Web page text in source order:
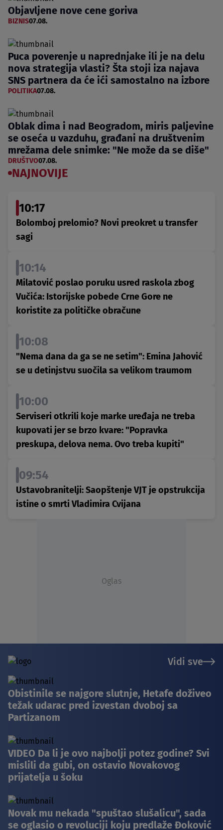
Objavljene nove cene goriva
BIZNIS07.08.
Puca poverenje u naprednjake ili je na delu
nova strategija vlasti? Šta stoji iza najava
SNS partnera da će ići samostalno na izbore
POLITIKA07.08.
Oblak dima i nad Beogradom, miris paljevine
se oseća u vazduhu, građani na društvenim
mrežama dele snimke: "Ne može da se diše"
DRUŠTVO07.08.
NAJNOVIJE
10:17
Bolomboj prelomio? Novi preokret u transfer
sagi
10:14
Milatović poslao poruku usred raskola zbog
Vučića: Istorijske pobede Crne Gore ne
koristite za političke obračune
10:08
"Nema dana da ga se ne setim": Emina Jahović
se u detinjstvu suočila sa velikom traumom
10:00
Serviseri otkrili koje marke uređaja ne treba
kupovati jer se brzo kvare: "Popravka
preskupa, delova nema. Ovo treba kupiti"
09:54
Ustavobranitelji: Saopštenje VJT je opstrukcija
istine o smrti Vladimira Cvijana
Oglas
Vidi sve
Obistinile se najgore slutnje, Hetafe doživeo
težak udarac pred izvestan dvoboj sa
Partizanom
VIDEO Da li je ovo najbolji potez godine? Svi
mislili da gubi, on ostavio Novakovog
prijatelja u šoku
Novak mu nekada "spuštao slušalicu", sada
se oglasio o revoluciji koju predlaže Đoković